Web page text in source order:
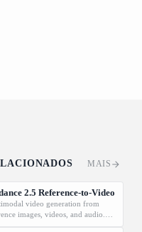
MAIS
2.5 Reference-to-Video
video generation from
images, videos, and audio.
video editing and extension.